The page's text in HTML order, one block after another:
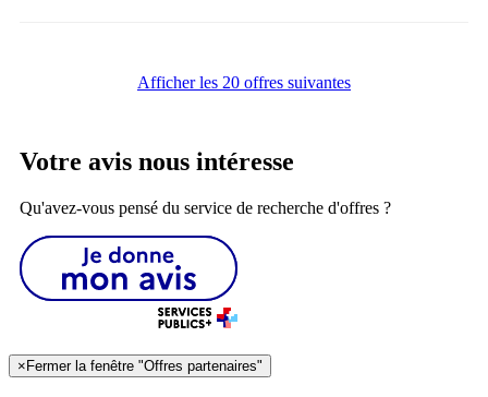
Afficher les 20 offres suivantes
Votre avis nous intéresse
Qu'avez-vous pensé du service de recherche d'offres ?
×Fermer la fenêtre "Offres partenaires"